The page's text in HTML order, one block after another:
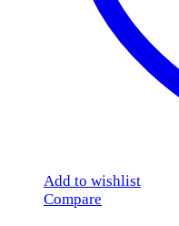
Add to wishlist
Compare